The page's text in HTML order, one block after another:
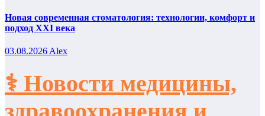
Новая современная стоматология: технологии, комфорт и
подход XXI века
03.08.2026Alex
⚕️ Новости медицины,